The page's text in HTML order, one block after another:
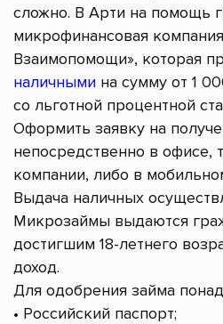
сложно. В Арти на помощь
микрофинансовая
Взаимопомощи», которая
наличными на сумму от 1
со льготной процентной
Оформить заявку на
непосредственно в офисе,
компании, либо в
Выдача наличных
Микрозаймы выдаются
достигшим 18-летнего
доход.
Для одобрения займа
• Российский паспорт;